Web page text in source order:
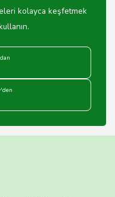
kolayca keşfetmek